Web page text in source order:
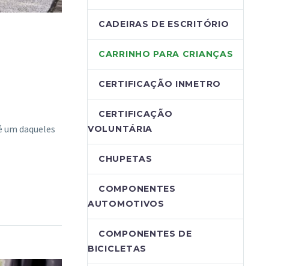
daqueles
CADEIRAS DE ESCRITÓRIO
CARRINHO PARA CRIANÇAS
CERTIFICAÇÃO INMETRO
CERTIFICAÇÃO
VOLUNTÁRIA
CHUPETAS
COMPONENTES
AUTOMOTIVOS
COMPONENTES DE
BICICLETAS